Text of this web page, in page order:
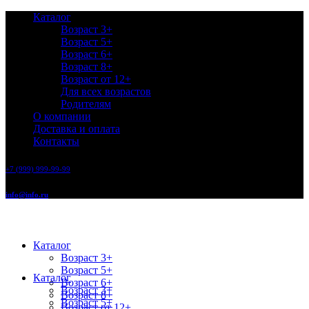
Каталог
Возраст 3+
Возраст 5+
Возраст 6+
Возраст 8+
Возраст от 12+
Для всех возрастов
Родителям
О компании
Доставка и оплата
Контакты
+7 (999) 999-99-99
info@info.ru
Каталог
Возраст 3+
Возраст 5+
Возраст 6+
Возраст 8+
Каталог
Возраст 3+
Возраст 5+